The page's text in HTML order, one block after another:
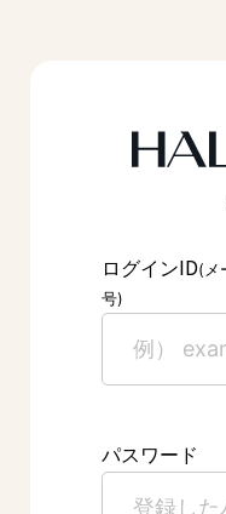
ログインID(メ
号)
パスワード